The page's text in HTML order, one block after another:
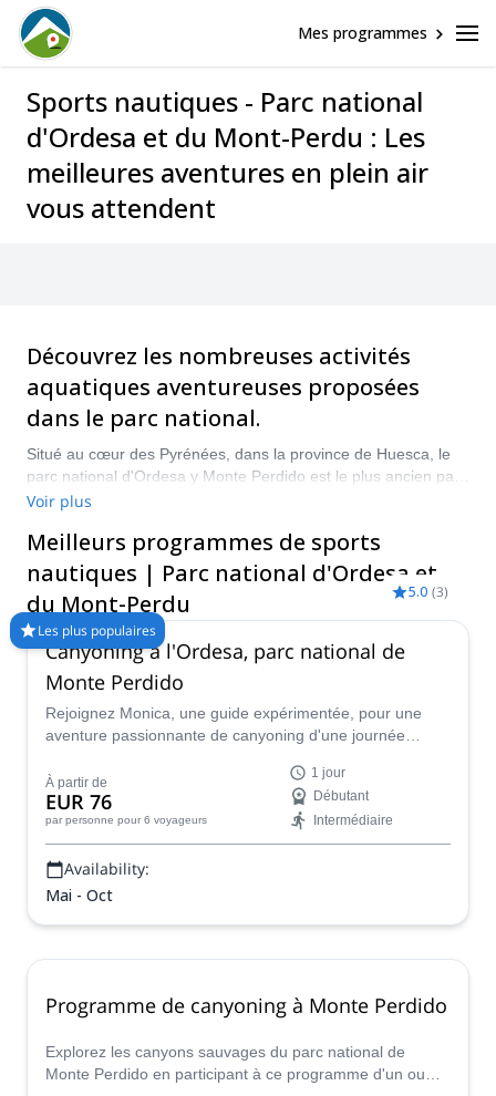
Mes programmes
Sports nautiques - Parc national
d'Ordesa et du Mont-Perdu : Les
meilleures aventures en plein air
vous attendent
Découvrez les nombreuses activités
aquatiques aventureuses proposées
dans le parc national.
Situé au cœur des Pyrénées, dans la province de Huesca, le
parc national d'Ordesa y Monte Perdido est le plus ancien parc
national d'Espagne et regorge d'une nature époustouflante. Il
sont l'endroit idéal pour faire du canyoning, du kayak et du
rafting en eau vive. &nbsp ;
Voir plus
Meilleurs programmes de sports
nautiques | Parc national d'Ordesa et
du Mont-Perdu
Les plus populaires
5.0 (3)
Canyoning à l'Ordesa, parc national de
Monte Perdido
Rejoignez Monica, une guide expérimentée, pour une
aventure passionnante de canyoning d'une journée
Perdido, dans les Pyrénées espagnoles.
À partir de
EUR 76
par personne pour 6 voyageurs
1 jour
Débutant
Intermédiaire
Availability:
Mai - Oct
Programme de canyoning à Monte Perdido
Explorez les canyons sauvages du parc national de
Monte Perdido en participant à ce programme d'un ou